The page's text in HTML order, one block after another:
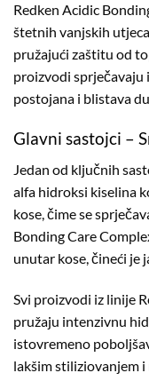
Redken Acidic
štetnih vanjskih
pružajući zaštitu od
proizvodi sprječavaju
postojana i blistava
Glavni sastojci –
Jedan od ključnih
alfa hidroksi kiselina
kose, čime se
Bonding Care
unutar kose, čineći je
Svi proizvodi iz linije
pružaju intenzivnu
istovremeno
lakšim stiliziovanjem